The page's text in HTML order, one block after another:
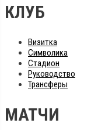
КЛУБ
Визитка
Символика
Стадион
Руководство
Трансферы
МАТЧИ